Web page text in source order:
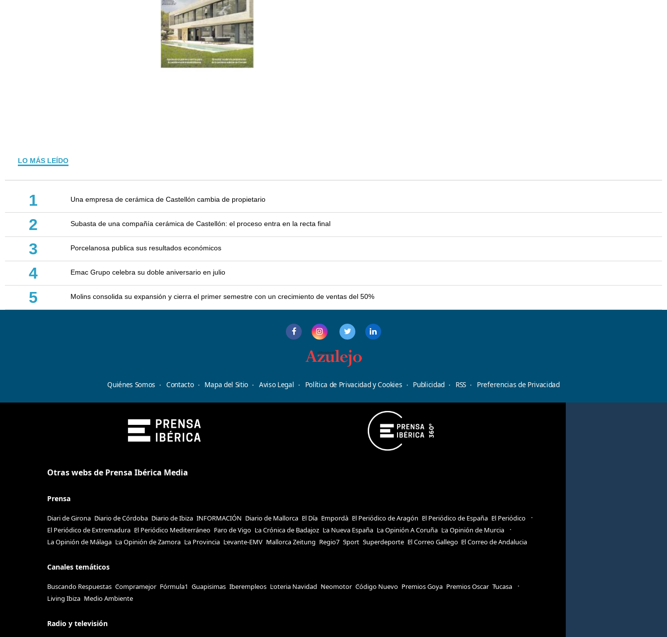
LO MÁS LEÍDO
1 Una empresa de cerámica de Castellón cambia de propietario
2 Subasta de una compañía cerámica de Castellón: el proceso entra en la recta final
3 Porcelanosa publica sus resultados económicos
4 Emac Grupo celebra su doble aniversario en julio
5 Molins consolida su expansión y cierra el primer semestre con un crecimiento de ventas del 50%
Quiénes Somos Contacto Mapa del Sitio Aviso Legal Política de Privacidad y Cookies Publicidad RSS Preferencias de Privacidad
Otras webs de Prensa Ibérica Media
Prensa
Diari de Girona Diario de Córdoba Diario de Ibiza INFORMACIÓN Diario de Mallorca El Día Empordà El Periódico de Aragón El Periódico de España El Periódico
El Periódico de Extremadura El Periódico Mediterráneo Faro de Vigo La Crónica de Badajoz La Nueva España La Opinión A Coruña La Opinión de Murcia
La Opinión de Málaga La Opinión de Zamora La Provincia Levante-EMV Mallorca Zeitung Regio7 Sport Superdeporte El Correo Gallego El Correo de Andalucia
Canales temáticos
Buscando Respuestas Compramejor Fórmula1 Guapisimas Iberempleos Loteria Navidad Neomotor Código Nuevo Premios Goya Premios Oscar Tucasa
Living Ibiza Medio Ambiente
Radio y televisión